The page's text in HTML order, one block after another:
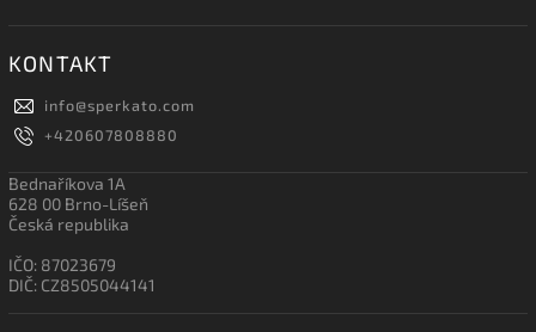
KONTAKT
info@sperkato.com
+420607808880
Bednaříkova 1A
628 00 Brno-Líšeň
Česká republika
IČO: 87023679
DIČ: CZ8505044141